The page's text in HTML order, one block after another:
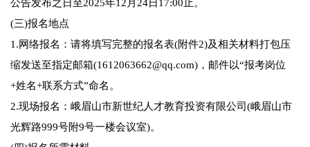
公告发布之日至2025年12月24日17:00止。
(三)报名地点
1.网络报名：请将填写完整的报名表(附件2)及相关材料打包压
缩发送至指定邮箱(1612063662@qq.com)，邮件以“报考岗位
+姓名+联系方式”命名。
2.现场报名：峨眉山市新世纪人才教育投资有限公司(峨眉山市
光辉路999号附9号一楼会议室)。